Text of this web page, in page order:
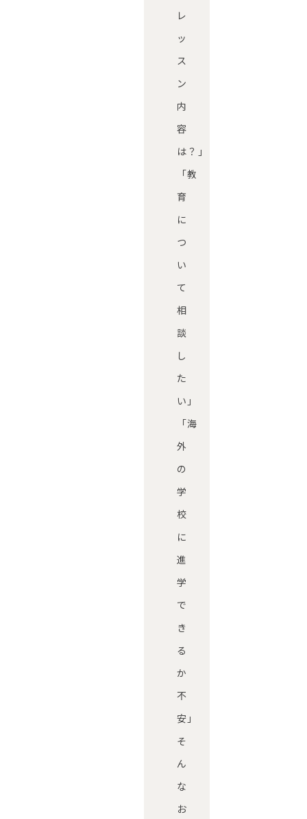
レ
ッ
ス
ン
内
容
は？」
「教
育
に
つ
い
て
相
談
し
た
い」
「海
外
の
学
校
に
進
学
で
き
る
か
不
安」
そ
ん
な
お